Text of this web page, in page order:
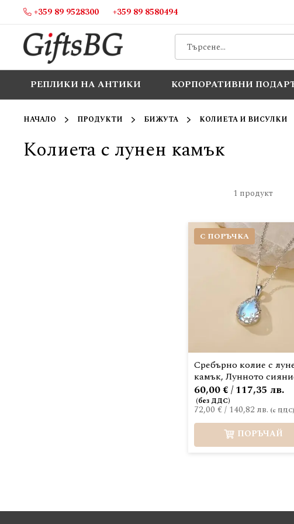
Прескачане
съдържанието
+359 89 9528300 +359 89 8580494
РЕПЛИКИ НА АНТИКИ КОРПОРАТИВНИ
НАЧАЛО ПРОДУКТИ БИЖУТА КОЛИЕТА И ВИСУЛКИ
Колиета с лунен камък
1 продукт
С ПОРЪЧКА
Сребърно колие с
камък, Лунното
72,00 €/ 140,82 лв.
60,00 € / 117,35 лв.
ПОРЪЧАЙ